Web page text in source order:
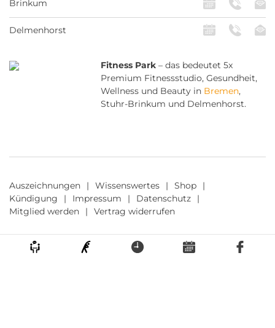
Brinkum
Delmenhorst
Fitness Park – das bedeutet 5x
Premium Fitnessstudio, Gesundheit,
Wellness und Beauty in Bremen,
Stuhr-Brinkum und Delmenhorst.
Auszeichnungen Wissenswertes
Shop
Kündigung
Impressum
Datenschutz
Mitglied werden
Vertrag widerrufen